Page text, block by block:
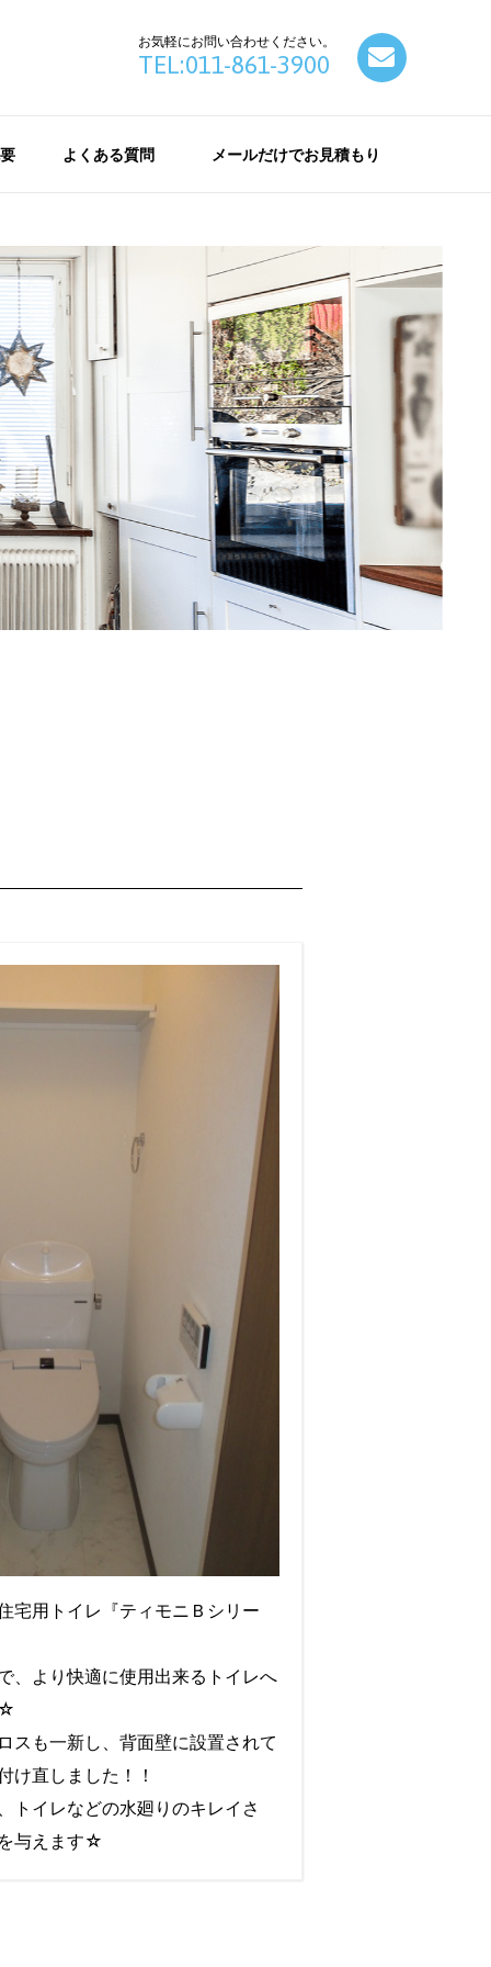
お気軽にお問い合わせください。
TEL:011-861-3900
よくある質問 メールだけでお見積もり
宅用トイレ『ティモニＢシリー
、より快適に使用出来るトイレへ
スも一新し、背面壁に設置されて
け直しました！！
トイレなどの水廻りのキレイさ
与えます☆